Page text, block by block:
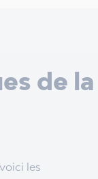
de la
les